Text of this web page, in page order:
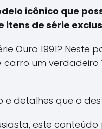
icônico que
de série
Ouro 1991? Neste
carro um
e detalhes que o
este